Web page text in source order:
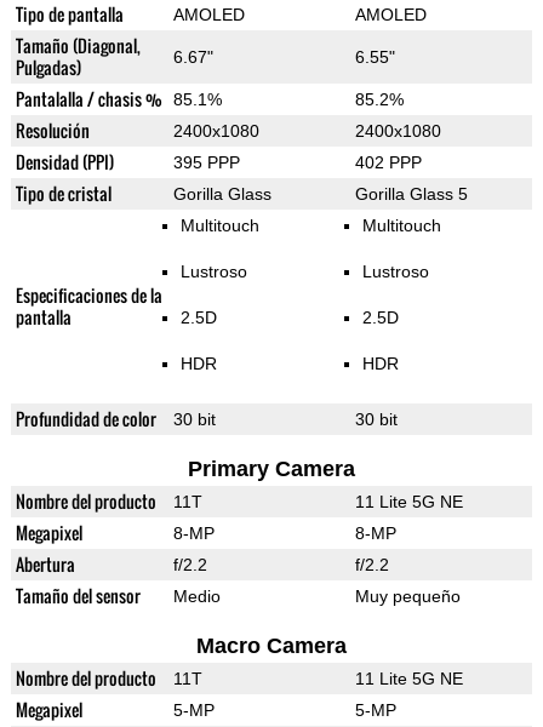
Tipo de pantalla AMOLED AMOLED
Tamaño (Diagonal,
Pulgadas)
6.67" 6.55"
Pantalalla / chasis % 85.1% 85.2%
Resolución 2400x1080 2400x1080
Densidad (PPI) 395 PPP 402 PPP
Tipo de cristal Gorilla Glass Gorilla Glass 5
Especificaciones de la
pantalla
Multitouch
Lustroso
2.5D
HDR
Multitouch
Lustroso
2.5D
HDR
Profundidad de color 30 bit 30 bit
Primary Camera
Nombre del producto 11T 11 Lite 5G NE
Megapixel 8-MP 8-MP
Abertura f/2.2 f/2.2
Tamaño del sensor Medio Muy pequeño
Macro Camera
Nombre del producto 11T 11 Lite 5G NE
Megapixel 5-MP 5-MP